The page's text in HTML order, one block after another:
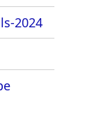
2024